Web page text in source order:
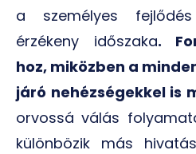
a személyes
érzékeny időszaka.
hoz, miközben a
járó nehézségekkel is
orvossá válás
különbözik más